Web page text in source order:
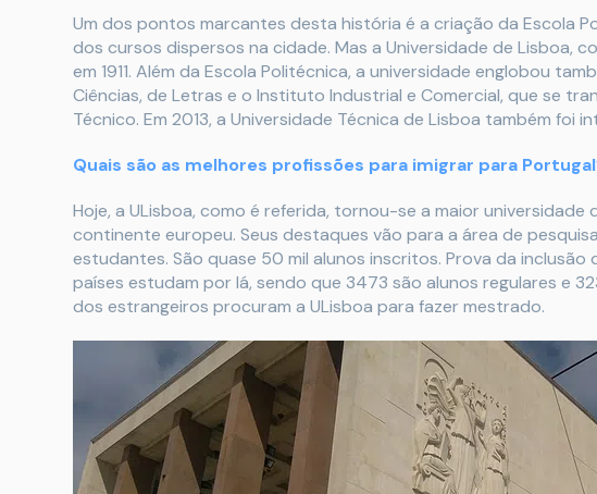
Um dos pontos marcantes desta história é a criação da Escola
dos cursos dispersos na cidade. Mas a Universidade de Lisboa,
em 1911. Além da Escola Politécnica, a universidade englobou
Ciências, de Letras e o Instituto Industrial e Comercial, que se
Técnico. Em 2013, a Universidade Técnica de Lisboa também foi
Quais são as melhores profissões para imigrar para
Hoje, a ULisboa, como é referida, tornou-se a maior universidade
continente europeu. Seus destaques vão para a área de
estudantes. São quase 50 mil alunos inscritos. Prova da inclusão
países estudam por lá, sendo que 3473 são alunos regulares e
dos estrangeiros procuram a ULisboa para fazer mestrado.